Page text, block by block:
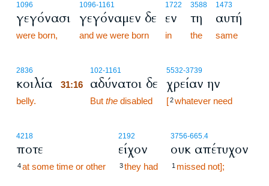
1096
γεγόνασι
were born,
1096-1161
γεγόναμεν δε
and we were born
1722
εν
in
3588
τη
the
1473
αυτή
same
2836
κοιλία
belly.
102-1161
31:16 αδύνατοι δε
But the disabled
5532-3739
χρείαν ην
[2whatever need
4218
ποτε
4at some time or other
2192
είχον
3they had
3756-665.4
ουκ απέτυχον
1 missed not];